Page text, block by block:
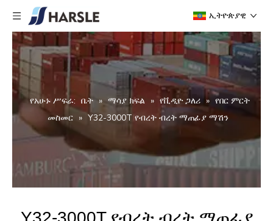
ኢትዮጵያዊ
የአሁኑ ሥፍራ: ቤት » ማሳያ ክፍል » የቪዲዮ ጋለሪ » የበር ምርት
መስመር » Y32-3000T የብረት ብረት ማጠፊያ ማሽን